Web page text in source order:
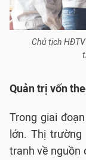
Chủ tịch
Quản trị vốn
Trong giai
lớn. Thị
tranh về nguồn